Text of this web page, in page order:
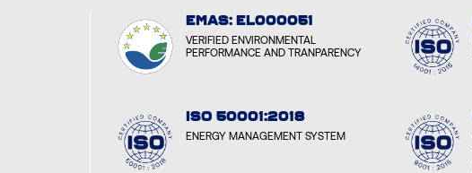
EMAS: EL000051
VERIFIED ENVIRONMENTAL
PERFORMANCE AND TRANPARENCY
ISO 50001:2018
ENERGY MANAGEMENT SYSTEM